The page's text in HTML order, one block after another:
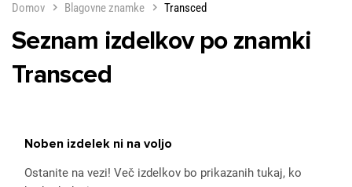
Domov Blagovne znamke Transced
Seznam izdelkov po znamki
Transced
Noben izdelek ni na voljo
Ostanite na vezi! Več izdelkov bo prikazanih tukaj, ko